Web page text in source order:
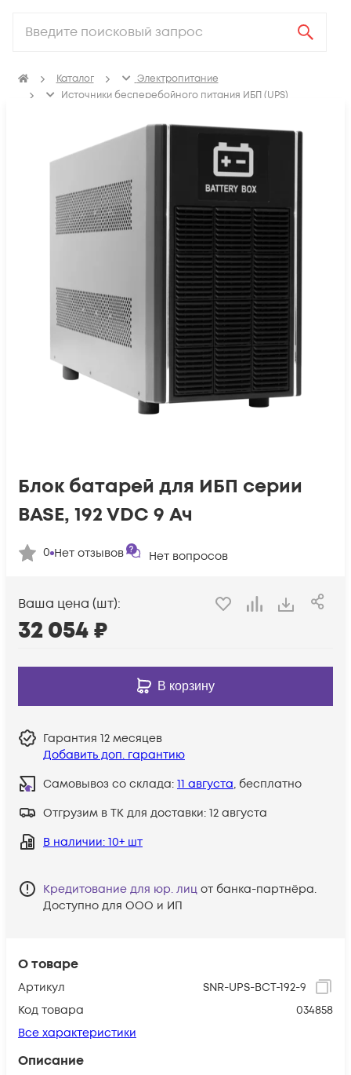
Каталог
Электропитание
Источники бесперебойного питания ИБП (UPS)
О товаре
Артикул
SNR-UPS-BCT-192-9
Код товара
034858
Все характеристики
Описание
Блок батарей для ИБП серии
BASE, 192 VDC 9 Ач
0 Нет отзывов Нет вопросов
Ваша цена (шт):
32 054₽
В корзину
Гарантия 12 месяцев
Добавить доп. гарантию
Самовывоз со склада: 11 августа, бесплатно
Отгрузим в ТК для доставки: 12 августа
В наличии: 10+ шт
Кредитование для юр. лиц от банка-партнёра.
Доступно для ООО и ИП